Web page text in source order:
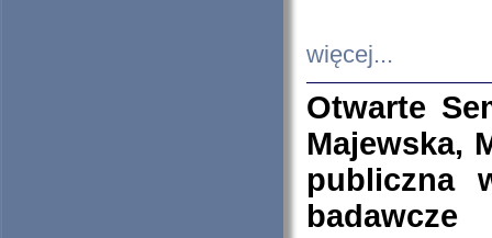
więcej...
Otwarte
Majewska,
publiczna
badawcze